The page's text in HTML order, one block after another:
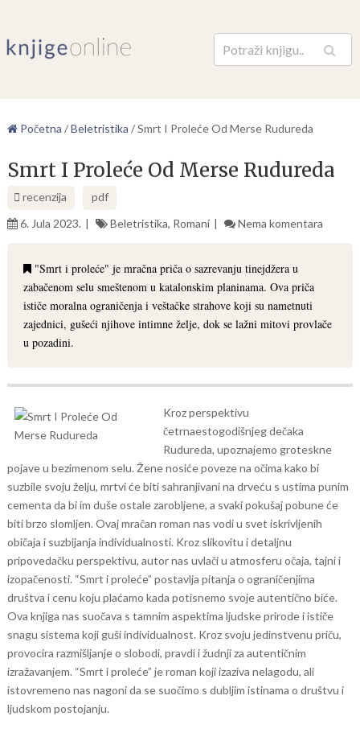
Pretraga
Početna /Beletristika /Smrt I Proleće Od Merse Rudureda
Smrt I Proleće Od Merse Rudureda
recenzija
pdf
6. Jula 2023.
Beletristika, Romani Nema komentara
"Smrt i proleće" je mračna priča o sazrevanju tinejdžera u
zabačenom selu smeštenom u katalonskim planinama. Ova priča
ističe moralna ograničenja i veštačke strahove koji su nametnuti
zajednici, gušeći njihove intimne želje, dok se lažni mitovi provlače
u pozadini.
Kroz perspektivu
četrnaestogodišnjeg dečaka
Rudureda, upoznajemo groteskne
pojave u bezimenom selu. Žene nosiće poveze na očima kako bi
suzbile svoju želju, mrtvi će biti sahranjivani na drveću s ustima punim
cementa da bi im duše ostale zarobljene, a svaki pokušaj pobune će
biti brzo slomljen. Ovaj mračan roman nas vodi u svet iskrivljenih
običaja i suzbijanja individualnosti. Kroz slikovitu i detaljnu
pripovedačku perspektivu, autor nas uvlači u atmosferu očaja, tajni i
izopačenosti. “Smrt i proleće” postavlja pitanja o ograničenjima
društva i cenu koju plaćamo kada potisnemo svoje autentično biće.
Ova knjiga nas suočava s tamnim aspektima ljudske prirode i ističe
snagu sistema koji guši individualnost. Kroz svoju jedinstvenu priču,
provocira razmišljanje o slobodi, pravdi i žudnji za autentičnim
izražavanjem. “Smrt i proleće” je roman koji izaziva nelagodu, ali
istovremeno nas nagoni da se suočimo s dubljim istinama o društvu i
ljudskom postojanju.